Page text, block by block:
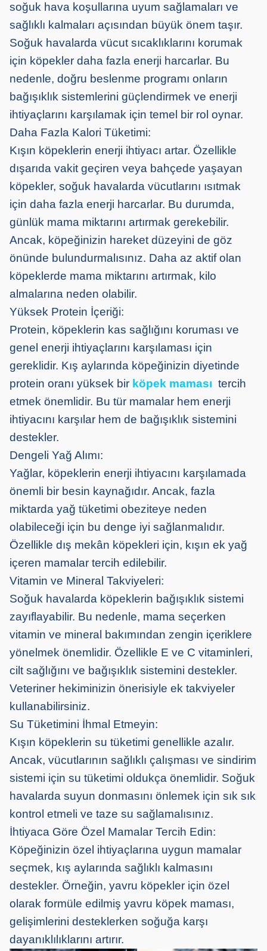
soğuk hava koşullarına uyum sağlamaları ve
sağlıklı kalmaları açısından büyük önem taşır.
Soğuk havalarda vücut sıcaklıklarını korumak
için köpekler daha fazla enerji harcarlar. Bu
nedenle, doğru beslenme programı onların
bağışıklık sistemlerini güçlendirmek ve enerji
ihtiyaçlarını karşılamak için temel bir rol oynar.
Daha Fazla Kalori Tüketimi:
Kışın köpeklerin enerji ihtiyacı artar. Özellikle
dışarıda vakit geçiren veya bahçede yaşayan
köpekler, soğuk havalarda vücutlarını ısıtmak
için daha fazla enerji harcarlar. Bu durumda,
günlük mama miktarını artırmak gerekebilir.
Ancak, köpeğinizin hareket düzeyini de göz
önünde bulundurmalısınız. Daha az aktif olan
köpeklerde mama miktarını artırmak, kilo
almalarına neden olabilir.
Yüksek Protein İçeriği:
Protein, köpeklerin kas sağlığını koruması ve
genel enerji ihtiyaçlarını karşılaması için
gereklidir. Kış aylarında köpeğinizin diyetinde
protein oranı yüksek bir köpek maması tercih
etmek önemlidir. Bu tür mamalar hem enerji
ihtiyacını karşılar hem de bağışıklık sistemini
destekler.
Dengeli Yağ Alımı:
Yağlar, köpeklerin enerji ihtiyacını karşılamada
önemli bir besin kaynağıdır. Ancak, fazla
miktarda yağ tüketimi obeziteye neden
olabileceği için bu denge iyi sağlanmalıdır.
Özellikle dış mekân köpekleri için, kışın ek yağ
içeren mamalar tercih edilebilir.
Vitamin ve Mineral Takviyeleri:
Soğuk havalarda köpeklerin bağışıklık sistemi
zayıflayabilir. Bu nedenle, mama seçerken
vitamin ve mineral bakımından zengin içeriklere
yönelmek önemlidir. Özellikle E ve C vitaminleri,
cilt sağlığını ve bağışıklık sistemini destekler.
Veteriner hekiminizin önerisiyle ek takviyeler
kullanabilirsiniz.
Su Tüketimini İhmal Etmeyin:
Kışın köpeklerin su tüketimi genellikle azalır.
Ancak, vücutlarının sağlıklı çalışması ve sindirim
sistemi için su tüketimi oldukça önemlidir. Soğuk
havalarda suyun donmasını önlemek için sık sık
kontrol etmeli ve taze su sağlamalısınız.
İhtiyaca Göre Özel Mamalar Tercih Edin:
Köpeğinizin özel ihtiyaçlarına uygun mamalar
seçmek, kış aylarında sağlıklı kalmasını
destekler. Örneğin, yavru köpekler için özel
olarak formüle edilmiş yavru köpek maması,
gelişimlerini desteklerken soğuğa karşı
dayanıklılıklarını artırır.